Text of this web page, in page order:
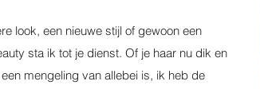
look, een nieuwe stijl of gewoon een
sta ik tot je dienst. Of je haar nu dik en
mengeling van allebei is, ik heb de